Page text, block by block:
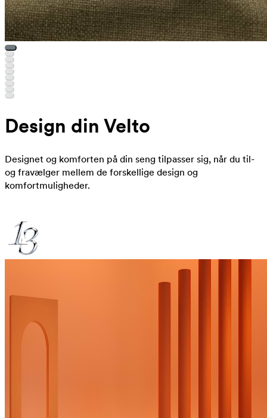
Design din Velto
Designet og komforten på din seng tilpasser sig, når du til-
og fravælger mellem de forskellige design og
komfortmuligheder.